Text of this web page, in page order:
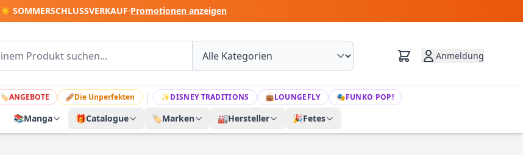
☀️ SOMMERSCHLUSSVERKAUF·Promotionen anzeigen
Anmeldung
🏷ANGEBOTE 🩹Die Unperfekten | ✨DISNEY TRADITIONS 👜LOUNGEFLY 🎭FUNKO POP!
📚Manga 🎁Catalogue 🏷️Marken 🏭Hersteller 🎉Fetes